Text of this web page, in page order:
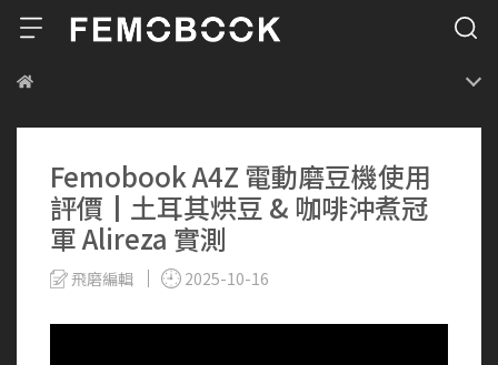
Femobook A4Z 電動磨豆機使用
評價┃土耳其烘豆 & 咖啡沖煮冠
軍 Alireza 實測
飛磨編輯 2025-10-16